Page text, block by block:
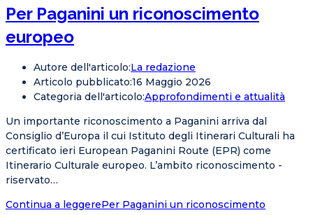
Per Paganini un riconoscimento
europeo
Autore dell'articolo:La redazione
Articolo pubblicato:16 Maggio 2026
Categoria dell'articolo:Approfondimenti e attualità
Un importante riconoscimento a Paganini arriva dal
Consiglio d’Europa il cui Istituto degli Itinerari Culturali ha
certificato ieri European Paganini Route (EPR) come
Itinerario Culturale europeo. L’ambito riconoscimento -
riservato…
Continua a leggerePer Paganini un riconoscimento